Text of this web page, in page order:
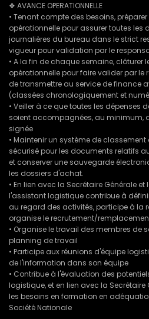
❖ AVANCE OPERATIONNELLE
• Tenant compte des besoins,
opérationnelle pour assurer toutes les
journalières du bureau dans le strict
vigueur pour validation par le
• A la fin de chaque semaine, clôturer
opérationnelle pour faire valider par
de transmettre au service de finance
(classées chronologiquement et
• Veiller à ce que toutes les dépenses
soient accompagnées, au minimum,
signée
• Maintenir un système de
sécurisé pour les documents relatifs
et conserver une sauvegarde
les dossiers d'achat.
• En lien avec la Secrétaire Générale
l'assistant logistique contribue à
au regard des activités, participe à la
organise le recrutement/
• Organise le travail des membres de
planning de travail
• Participe aux réunions d'équipe
de l'information dans son équipe
• Contribue à l'évaluation des
logistique, et en lien avec la
les besoins en formation en
Société Nationale